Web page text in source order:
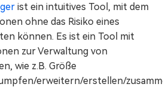
ist ein intuitives Tool, mit dem
ohne das Risiko eines
können. Es ist ein Tool mit
zur Verwaltung von
wie z.B. Größe
erweitern/erstellen/